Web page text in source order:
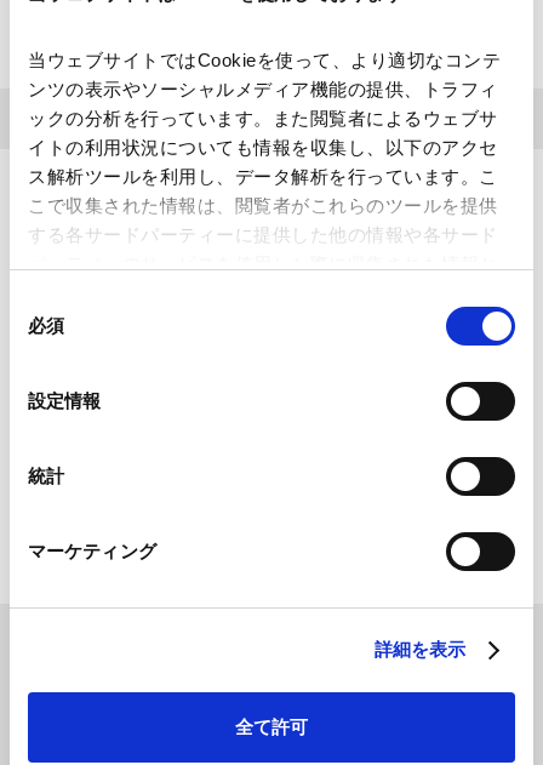
当ウェブサイトではCookieを使って、より適切なコンテ
ンツの表示やソーシャルメディア機能の提供、トラフィ
ックの分析を行っています。また閲覧者によるウェブサ
イトの利用状況についても情報を収集し、以下のアクセ
ス解析ツールを利用し、データ解析を行っています。こ
こで収集された情報は、閲覧者がこれらのツールを提供
する各サードパーティーに提供した他の情報や各サード
ことがあります。
Google Analytics利用規約（
Marketo
外部サイト）
LinkedIn プライバシーポリシー（
HubSpot プライバシーポリシー（外部サイト）
必須
設定情報
統計
マーケティング
詳細を表示
全て許可
お問い合わせ
弁理士採用説明会に関するお問い合わせは、下記メールアドレスまでお
願いいたします。
当事務所は、上記応募フォームにご記載いただいた情報その他説明会を
通じて当事務所が取得する個人情報を、説明会の受付事務その他の採用
活動のための事務手続にのみ利⽤し、ご本人の同意がない限り、この範
ABOUT AMT